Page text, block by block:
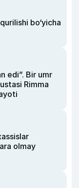
bo‘yicha
edi”. Bir umr
Rimma
olmay